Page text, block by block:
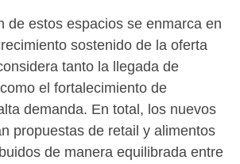
de estos espacios se enmarca en
sostenido de la oferta
tanto la llegada de
el fortalecimiento de
demanda. En total, los nuevos
propuestas de retail y alimentos
de manera equilibrada entre